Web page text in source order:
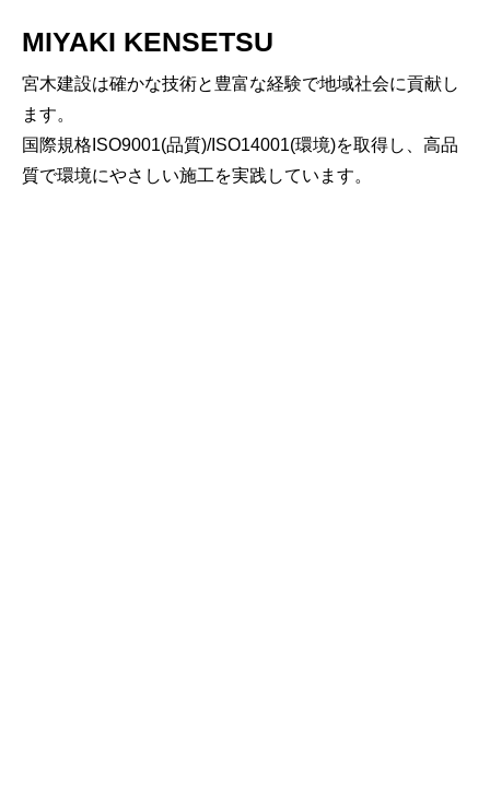
MIYAKI KENSETSU
宮木建設は確かな技術と豊富な経験で地域社会に貢献し
ます。
国際規格ISO9001(品質)/ISO14001(環境)を取得し、高品
質で環境にやさしい施工を実践しています。